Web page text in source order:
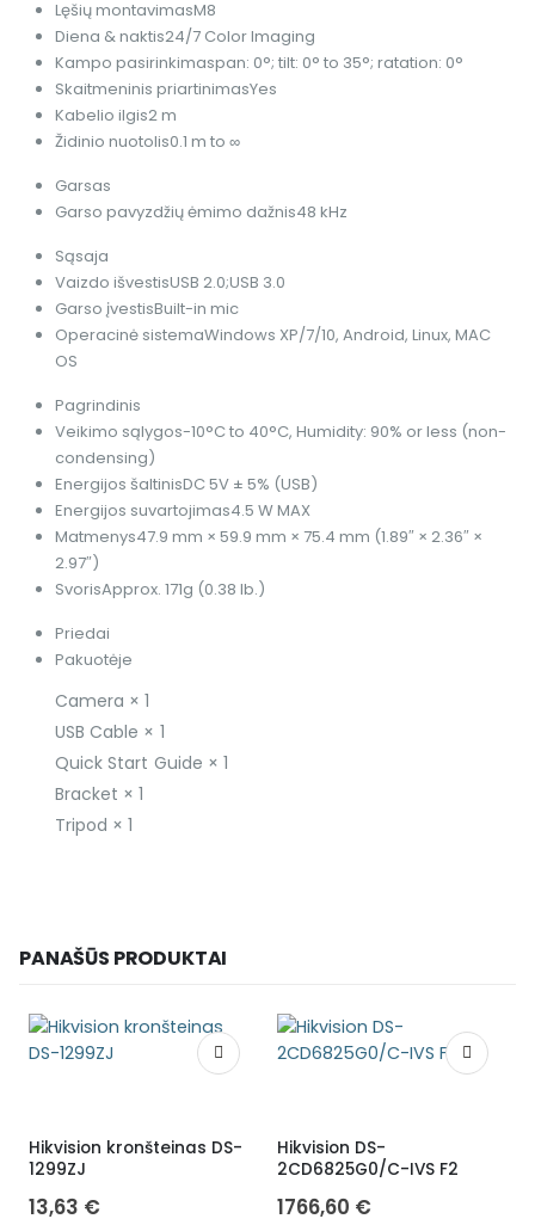
Lęšių montavimasM8
Diena & naktis24/7 Color Imaging
Kampo pasirinkimaspan: 0°; tilt: 0° to 35°; ratation: 0°
Skaitmeninis priartinimasYes
Kabelio ilgis2 m
Židinio nuotolis0.1 m to ∞
Garsas
Garso pavyzdžių ėmimo dažnis48 kHz
Sąsaja
Vaizdo išvestisUSB 2.0;USB 3.0
Garso įvestisBuilt-in mic
Operacinė sistemaWindows XP/7/10, Android, Linux, MAC
OS
Pagrindinis
Veikimo sąlygos-10°C to 40°C, Humidity: 90% or less (non-
condensing)
Energijos šaltinisDC 5V ± 5% (USB)
Energijos suvartojimas4.5 W MAX
Matmenys47.9 mm × 59.9 mm × 75.4 mm (1.89″ × 2.36″ ×
2.97″)
SvorisApprox. 171g (0.38 lb.)
Priedai
Pakuotėje
Camera × 1
USB Cable × 1
Quick Start Guide × 1
Bracket × 1
Tripod × 1
PANAŠŪS PRODUKTAI
Hikvision kronšteinas DS-
1299ZJ
13,63 €
Hikvision DS-
2CD6825G0/C-IVS F2
1766,60 €